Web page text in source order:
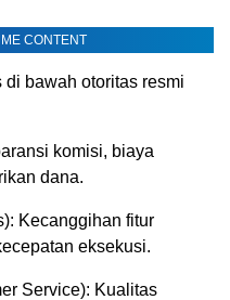
CONTENT
bawah otoritas resmi
komisi, biaya
dana.
Kecanggihan fitur
eksekusi.
Service): Kualitas